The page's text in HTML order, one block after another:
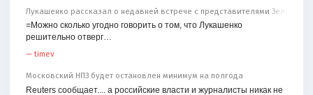
Лукашенко рассказал о недавней встрече с представителями
=Можно сколько угодно говорить о том, что Лукашенко
решительно отверг…
—timev
Московский НПЗ будет остановлен минимум на полгода
Reuters сообщает.... а российские власти и журналисты никак не